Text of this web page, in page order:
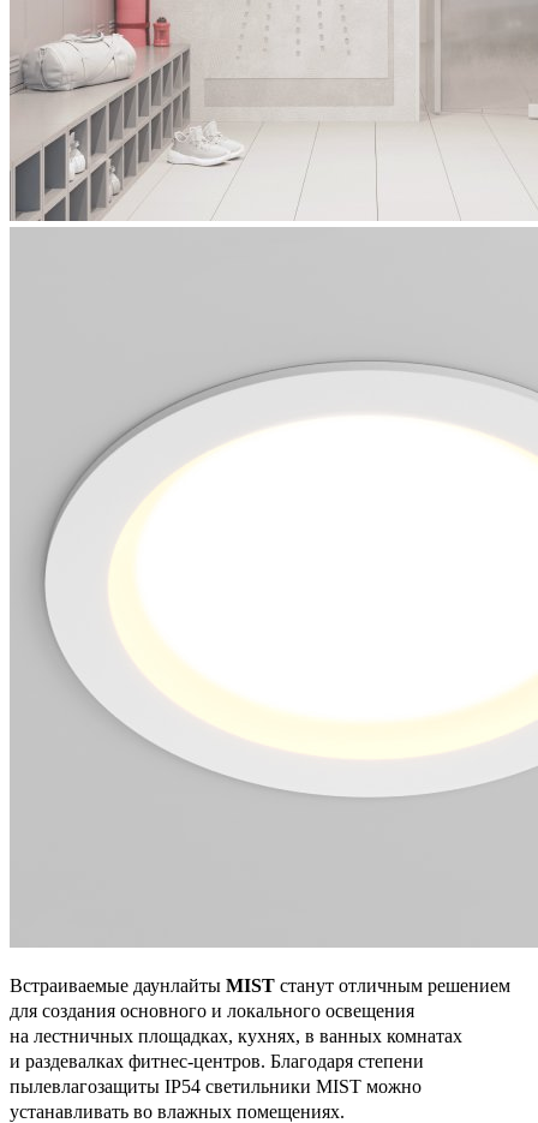
Встраиваемые даунлайты MIST станут отличным решением
для создания основного и локального освещения
на лестничных площадках, кухнях, в ванных комнатах
и раздевалках фитнес-центров. Благодаря степени
пылевлагозащиты IP54 светильники MIST можно
устанавливать во влажных помещениях.